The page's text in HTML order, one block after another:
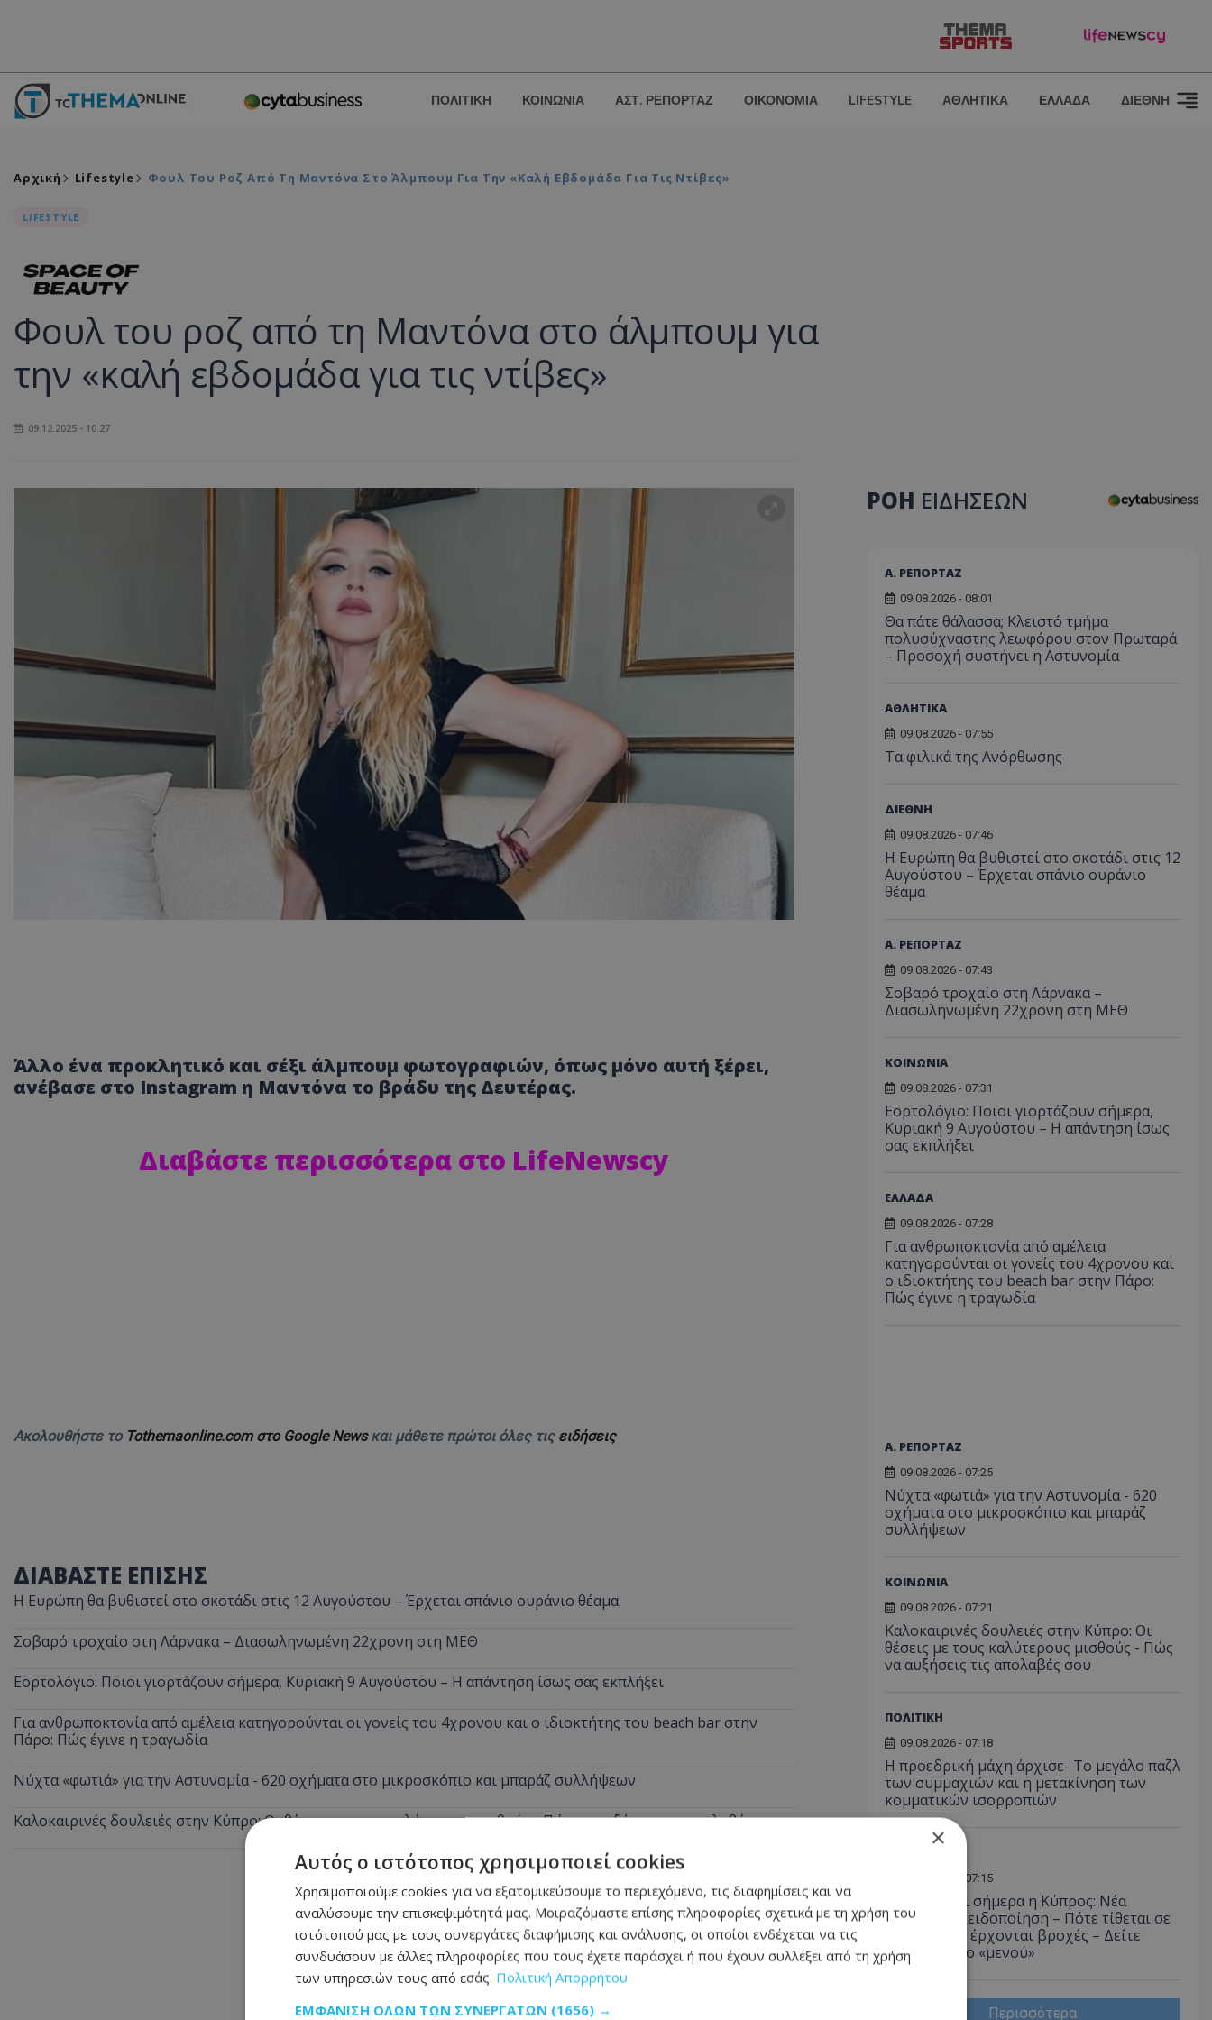
ΠΟΛΙΤΙΚΗ ΚΟΙΝΩΝΙΑ ΑΣΤ. ΡΕΠΟΡΤΑΖ ΟΙΚΟΝΟΜΙΑ LIFESTYLE ΑΘΛΗΤΙΚΑ ΕΛΛΑΔΑ ΔΙΕΘΝΗ
Αρχική Lifestyle Φουλ Του Ροζ Από Τη Μαντόνα Στο Άλμπουμ Για Την «καλή Εβδομάδα Για Τις Ντίβες»
LIFESTYLE
Φουλ του ροζ από τη Μαντόνα στο άλμπουμ για
την «καλή εβδομάδα για τις ντίβες»
09.12.2025 - 10:27
Άλλο ένα προκλητικό και σέξι άλμπουμ φωτογραφιών, όπως μόνο αυτή ξέρει,
ανέβασε στο Instagram η Μαντόνα το βράδυ της Δευτέρας.
Διαβάστε περισσότερα στο LifeNewscy
Ακολουθήστε το Tothemaonline.com στο Google Newsκαι μάθετε πρώτοι όλες τις ειδήσεις
ΔΙΑΒΑΣΤΕ ΕΠΙΣΗΣ
Η Ευρώπη θα βυθιστεί στο σκοτάδι στις 12 Αυγούστου – Έρχεται σπάνιο ουράνιο θέαμα
Σοβαρό τροχαίο στη Λάρνακα – Διασωληνωμένη 22χρονη στη ΜΕΘ
Εορτολόγιο: Ποιοι γιορτάζουν σήμερα, Κυριακή 9 Αυγούστου – Η απάντηση ίσως σας εκπλήξει
Για ανθρωποκτονία από αμέλεια κατηγορούνται οι γονείς του 4χρονου και ο ιδιοκτήτης του beach bar στην
Πάρο: Πώς έγινε η τραγωδία
Νύχτα «φωτιά» για την Αστυνομία - 620 οχήματα στο μικροσκόπιο και μπαράζ συλλήψεων
Καλοκαιρινές δουλειές στην Κύπρο: Οι θέσεις με τους καλύτερους μισθούς - Πώς να αυξήσεις τις απολαβές σου
ΡΟΗ ΕΙΔΗΣΕΩΝ
Α. ΡΕΠΟΡΤΑΖ
09.08.2026 - 08:01
Θα πάτε θάλασσα; Κλειστό τμήμα
πολυσύχναστης λεωφόρου στον Πρωταρά
– Προσοχή συστήνει η Αστυνομία
ΑΘΛΗΤΙΚΑ
09.08.2026 - 07:55
Τα φιλικά της Ανόρθωσης
ΔΙΕΘΝΗ
09.08.2026 - 07:46
Η Ευρώπη θα βυθιστεί στο σκοτάδι στις 12
Αυγούστου – Έρχεται σπάνιο ουράνιο
θέαμα
Α. ΡΕΠΟΡΤΑΖ
09.08.2026 - 07:43
Σοβαρό τροχαίο στη Λάρνακα –
Διασωληνωμένη 22χρονη στη ΜΕΘ
ΚΟΙΝΩΝΙΑ
09.08.2026 - 07:31
Εορτολόγιο: Ποιοι γιορτάζουν σήμερα,
Κυριακή 9 Αυγούστου – Η απάντηση ίσως
σας εκπλήξει
ΕΛΛΑΔΑ
09.08.2026 - 07:28
Για ανθρωποκτονία από αμέλεια
κατηγορούνται οι γονείς του 4χρονου και
ο ιδιοκτήτης του beach bar στην Πάρο:
Πώς έγινε η τραγωδία
Α. ΡΕΠΟΡΤΑΖ
09.08.2026 - 07:25
Νύχτα «φωτιά» για την Αστυνομία - 620
οχήματα στο μικροσκόπιο και μπαράζ
συλλήψεων
ΚΟΙΝΩΝΙΑ
09.08.2026 - 07:21
Καλοκαιρινές δουλειές στην Κύπρο: Οι
θέσεις με τους καλύτερους μισθούς - Πώς
να αυξήσεις τις απολαβές σου
ΠΟΛΙΤΙΚΗ
09.08.2026 - 07:18
Η προεδρική μάχη άρχισε- Το μεγάλο παζλ
των συμμαχιών και η μετακίνηση των
κομματικών ισορροπιών
09.08.2026 - 07:15
«Καμίνι» και σήμερα η Κύπρος: Νέα
κίτρινη προειδοποίηση – Πότε τίθεται σε
ισχύ – Πότε έρχονται βροχές – Δείτε
αναλυτικά το «μενού»
Περισσότερα
×
Αυτός ο ιστότοπος χρησιμοποιεί cookies
Χρησιμοποιούμε cookies για να εξατομικεύσουμε το περιεχόμενο, τις διαφημίσεις και να
αναλύσουμε την επισκεψιμότητά μας. Μοιραζόμαστε επίσης πληροφορίες σχετικά με τη χρήση του
ιστότοπού μας με τους συνεργάτες διαφήμισης και ανάλυσης, οι οποίοι ενδέχεται να τις
συνδυάσουν με άλλες πληροφορίες που τους έχετε παράσχει ή που έχουν συλλέξει από τη χρήση
των υπηρεσιών τους από εσάς. Πολιτική Απορρήτου
ΕΜΦΆΝΙΣΗ ΌΛΩΝ ΤΩΝ ΣΥΝΕΡΓΑΤΏΝ (1656) →